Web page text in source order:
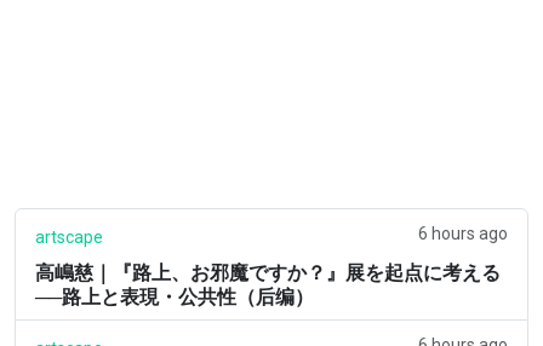
artscape 6 hours ago
高嶋慈｜『路上、お邪魔ですか？』展を起点に考える
──路上と表現・公共性（后编）